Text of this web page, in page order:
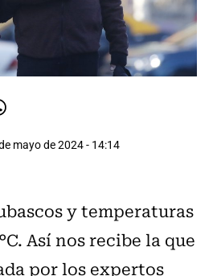
mayo de 2024 - 14:14
y temperaturas
Así nos recibe la que
por los expertos